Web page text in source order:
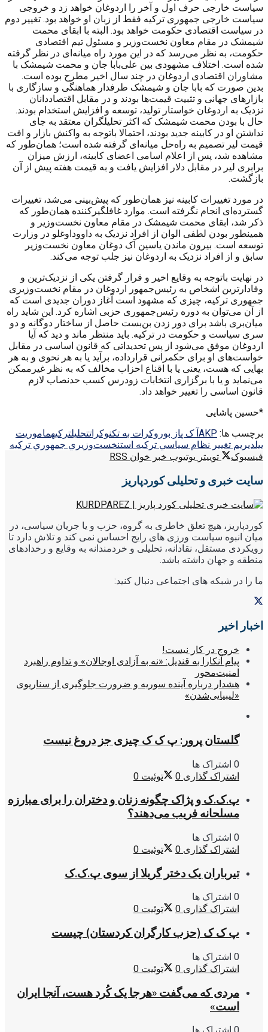
سیاست خارجی حرف اول و آخر را اردوغان خواهد زد و خروجی
سیاست خارجی جمهوری ترکیه فقط از زبان او خواهد بود. تغییر دوم
در سیاست اقتصادی حکومت خواهد بود. البته با ابقای محمت
شیمشک در مقام معاون نخست‌وزیر و مسئول تیم اقتصادی
حکومت، به نظر می‌رسد که در این مورد راه میانه‌ای در نظر گرفته
شده است. اختلاف مشهودی بین علی‌بابا جان و محمت شیمشک با
مشاوران اقتصادی اردوغان در چند سال اخیر مطرح بوده است.
بدین صورت که بابا جان و شیمشک طرفدار هماهنگی و سازگاری با
بازارهای جهانی و تثبیت قیمت‌ها بودند و در مقابل اقتصاددانان
نزدیک به اردوغان خواستار تولید، توسعه و افزایش استخدام بودند.
حال با بودن محمت شیمشک که اکثر تحلیلگران معتقد به جای
نداشتن او در کابینه جدید بودند، احتمالا باتوجه به واکنش بازار و افت
قیمت لیر تصمیم به راه‌حل میانه‌ای گرفته شده است؛ همان‌طور که
مشاهده شد، پس از اعلام اسامی ‌اعضای کابینه، ارزش میزان
برابری لیر در مقابل دلار افزایش یافت و به قیمت هفته پیش از آن
بازگشت.
در مورد تغییرات کابینه نیز همان‌طور که پیش‌بینی می‌شد، تغییرات
گسترده‌ای انجام نگرفته است. موارد غافلگیر‌کننده همان‌طور که
ذکر شد، ابقای محمت شیمشک در مقام معاون نخست‌وزیر و
همینطور بودن لطفی الوان از افراد نزدیک به داووداوغلو در وزارت
توسعه است. بیرون ماندن یاسین آک دوغان معاون نخست‌وزیر
سابق و از افراد نزدیک به اردوغان نیز جلب توجه می‌کند.
در نهایت باتوجه به وقایع اخیر و قرار گرفتن یکی از نزدیک‌ترین و
وفادارترین اشخاص به رئیس‌جمهور اردوغان در مقام نخست‌وزیری
جمهوری ترکیه، چیزی که مشهود است آغاز دوران جدیدی است که
از آن می‌توان به دوره رئیس‌جمهوری حزبی اشاره کرد. این شاید راه
میان‌بری باشد برای دور زدن بن‌بست حاصل از ساختار دوگانه و دو
سری سیاست و حکومت در ترکیه. باید منتظر ماند و دید که آیا
اردوغان موفق می‌شود از پس تحدیداتی که قانون اساسی در مقابل
خواست‌های او برای حکمرانی قرارداده‌، برآید ‌یا به هر نحوی و به هر
بهایی که هست، یعنی یا با اقناع احزاب مخالف که به نظر غیر‌ممکن
می‌نماید و یا با برگزاری انتخابات زودرس ‌کسب حد‌نصاب لازم
قانون اساسی را تغییر خواهد داد.
*حسین پاشایی
برچسب ها: AKP آ ک پاز بوروکرات به تکنوکراتتحليلترکیهماموريت
ييلديريم تغيير نظام سياسي ترکيه استنخست‌وزيري جمهوري ترکيه
فیسبوک
توییتر یوتیوب خبر خوان RSS
سایت خبری و تحلیلی کوردپاریز
کوردپاریز، هیچ تعلق خاطری به گروه، حزب و یا جریان سیاسی، در
میان انبوه سیاست ورزی های رایج احساس نمی کند و تلاش دارد تا
رویکردی مستقل، نقادانه، تحلیلی و خردمندانه به وقایع و رخدادهای
منطقه و جهان داشته باشد.
ما را در شبکه های اجتماعی دنبال کنید:
اخبار اخیر
خروج در کار نیست!
پیام آنکارا به قندیل: «نه به آزادی اوجالان» و تداوم راهبرد
امنیت‌محور
هشدار درباره آینده سوریه و ضرورت جلوگیری از سناریوی
«لیبیایی‌شدن»
گلستان پرور: پ ک ک چیزی جز دروغ نیست
0 اشتراک ها
اشتراک گذاری 0 توئیت 0
پ.ک.ک و پژاک چگونه زنان و دختران را برای مبارزه
مسلحانه فریب می‌دهند؟
0 اشتراک ها
اشتراک گذاری 0 توئیت 0
تیرباران یک دختر گریلا از سوی پ.ک.ک
0 اشتراک ها
اشتراک گذاری 0 توئیت 0
پ ک ک (حزب کارگران کردستان) چیست
0 اشتراک ها
اشتراک گذاری 0 توئیت 0
مردی که می‌گفت «هرجا یک کُرد هست، آنجا ایران
است»